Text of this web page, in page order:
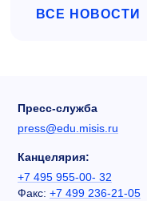
ВСЕ НОВОСТИ
Пресс-служба
press@edu.misis.ru
Канцелярия:
+7 495 955-00- 32
Факс: +7 499 236-21-05